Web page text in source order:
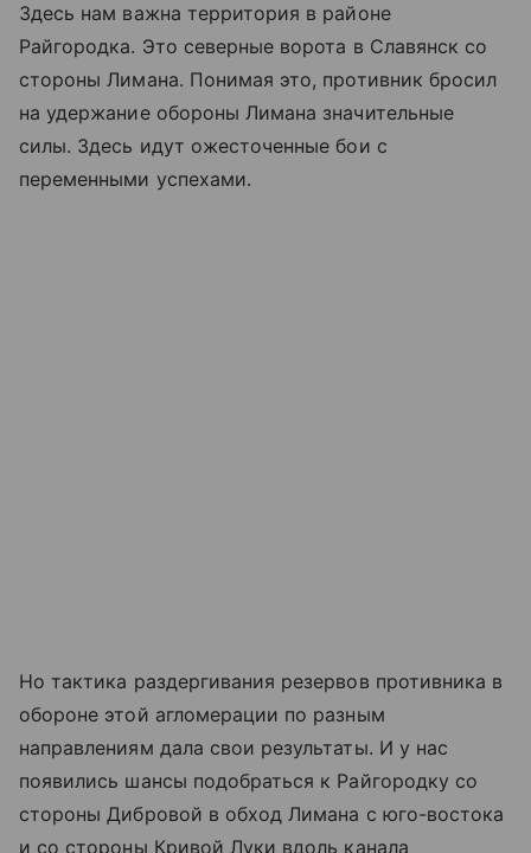
Здесь нам важна территория в районе
Райгородка. Это северные ворота в Славянск со
стороны Лимана. Понимая это, противник бросил
на удержание обороны Лимана значительные
силы. Здесь идут ожесточенные бои с
переменными успехами.
Но тактика раздергивания резервов противника в
обороне этой агломерации по разным
направлениям дала свои результаты. И у нас
появились шансы подобраться к Райгородку со
стороны Дибровой в обход Лимана с юго-востока
и со стороны Кривой Луки вдоль канала